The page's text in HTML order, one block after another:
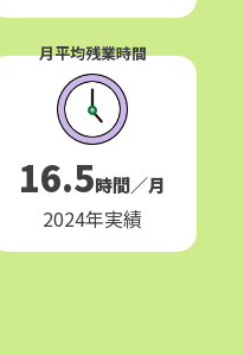
月平均残業時間
16.5時間／月
2024年実績